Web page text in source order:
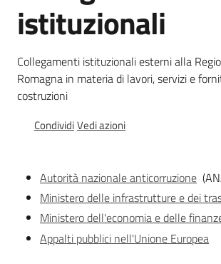
Novità
Servizi
Leggi
Piani
Programmi
Progetti
istituzionali
Collegamenti istituzionali esterni alla
Romagna in materia di lavori, servizi e
costruzioni
CondividiVedi azioni
Autorità nazionale anticorruzione
Ministero delle infrastrutture e dei
Ministero dell'economia e delle
Appalti pubblici nell'Unione Europea